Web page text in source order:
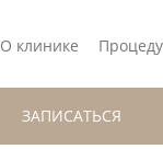
О клинике
ЗАПИСАТЬСЯ